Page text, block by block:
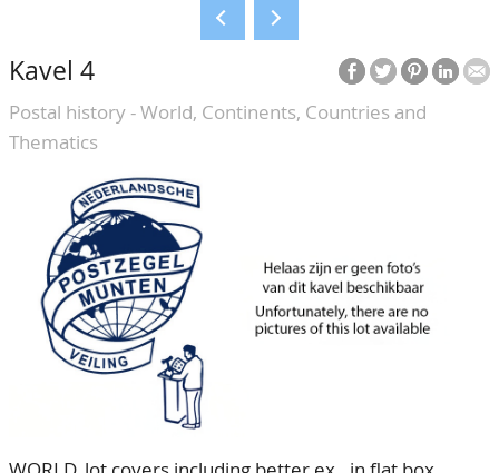
Voorwaarden
CATALOGI/OPBRENGSTEN
KEURINGSDIENST
OVER ONS
Ons Team
80 jarig bestaan
CONTACT
ACCOUNT
Kavel 4
Postal history - World, Continents, Countries and
Thematics